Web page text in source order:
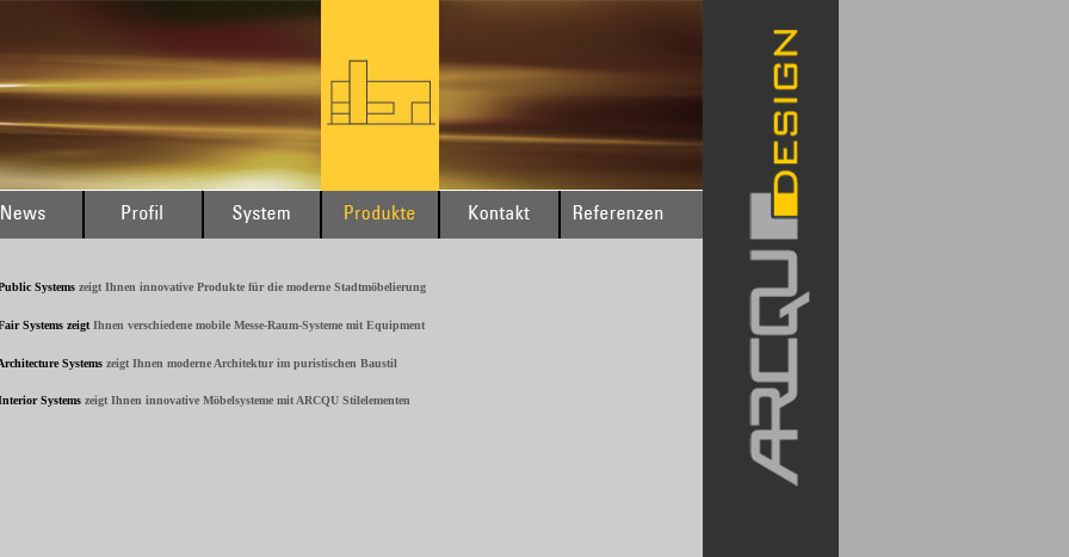
Systems zeigt Ihnen innovative Produkte für die moderne Stadtmöbelierung
Systems zeigt Ihnen verschiedene mobile Messe-Raum-Systeme mit Equipment
Systems zeigt Ihnen moderne Architektur im puristischen Baustil
Systems zeigt Ihnen innovative Möbelsysteme mit ARCQU Stilelementen